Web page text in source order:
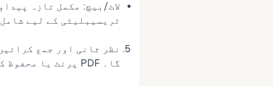
لاٹ/بیچ: مکمل تازہ
ٹریسیبلیٹی کے لیے
گا۔ PDF پرنٹ یا محفوظ کریں اور اپنے بروکر، ایئر لائن، اور کنسائنی کو بھیج دیں۔